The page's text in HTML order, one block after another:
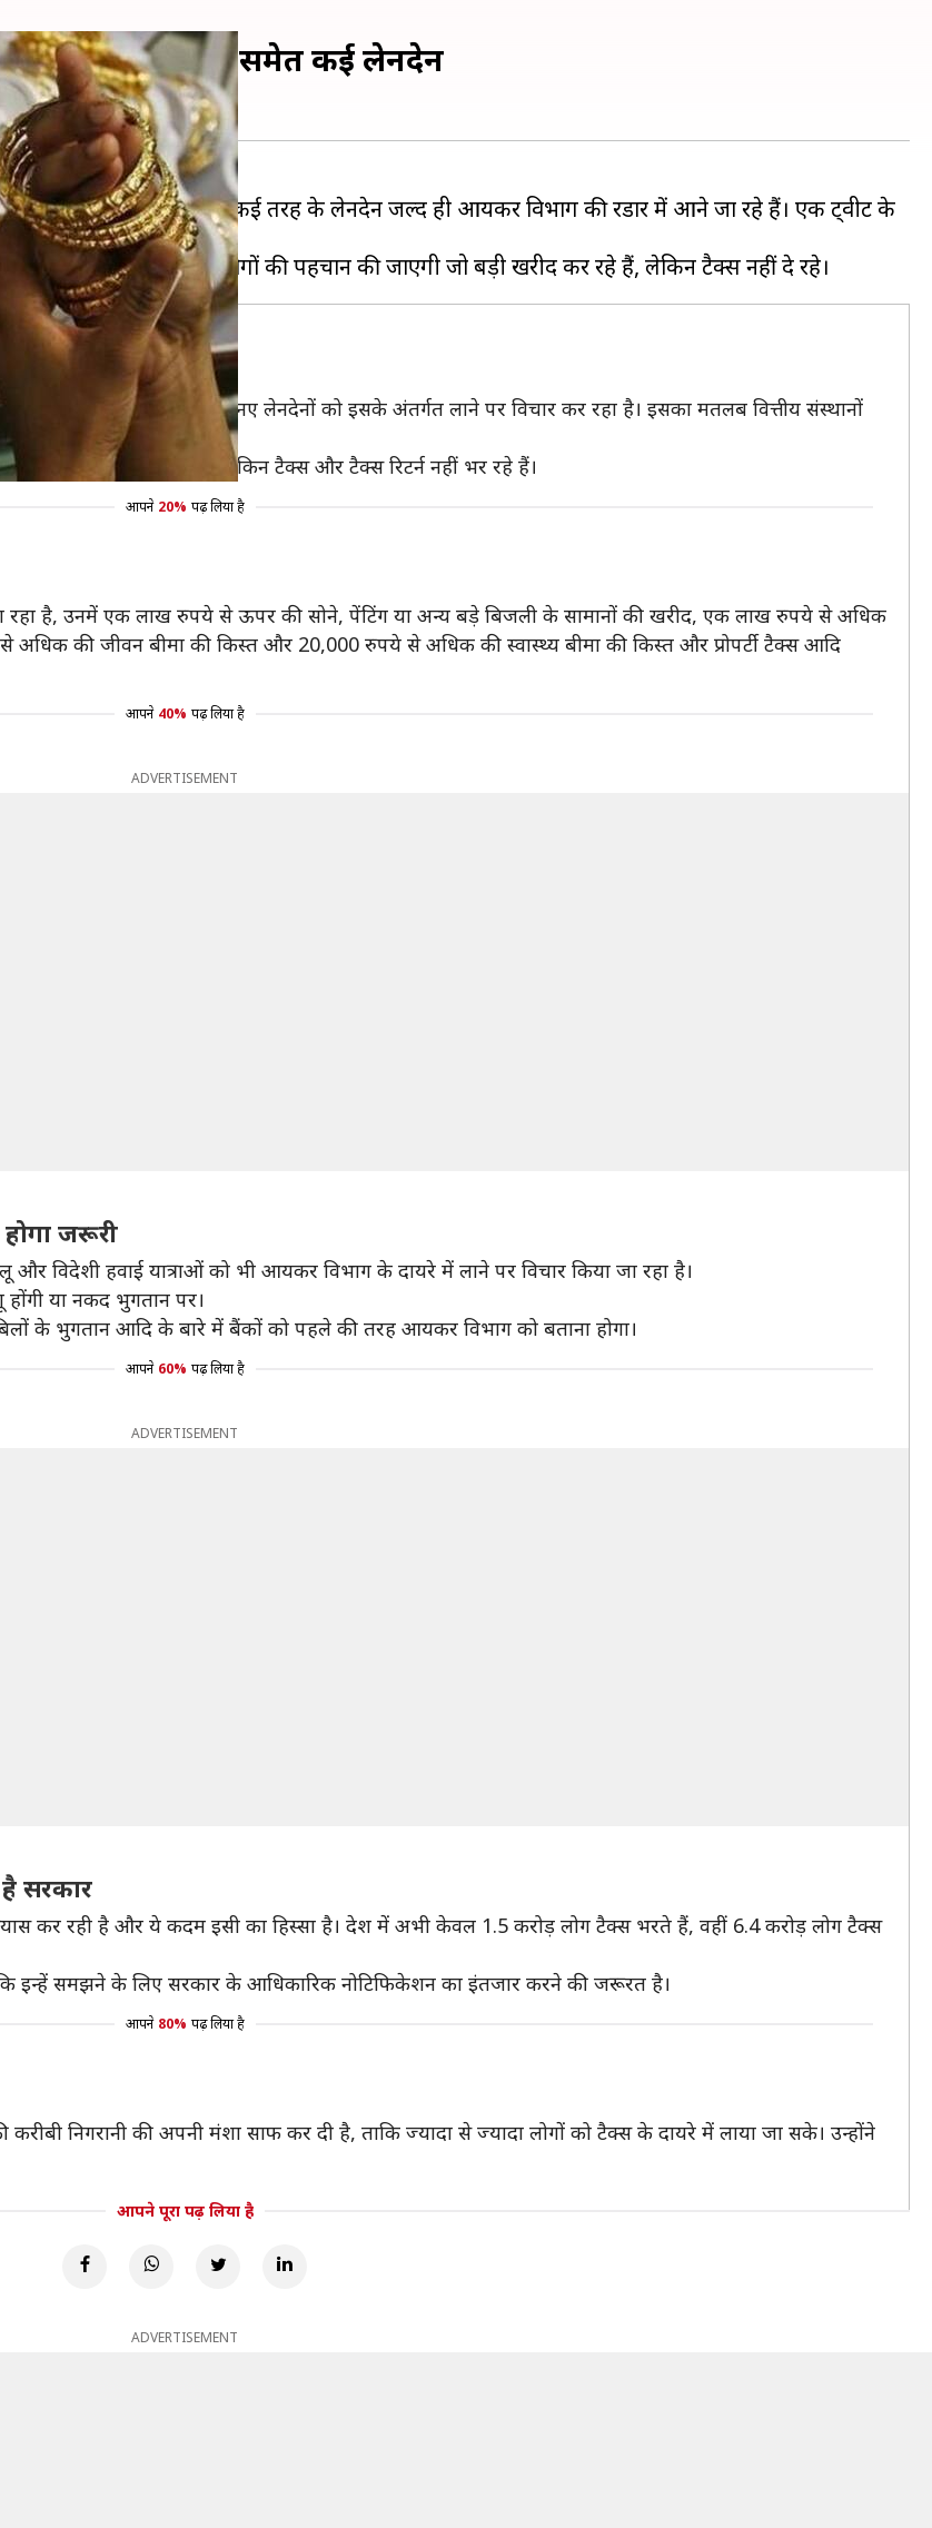
सोने की खरीद समेत कई लेनदेन
के होटल बिल समेत अन्य कई तरह के लेनदेन जल्द ही आयकर विभाग की रडार में आने जा रहे हैं। एक ट्वीट के
के बारे में सूचित
दायरे में विस्तार के लिए कुछ नए लेनदेनों को इसके अंतर्गत लाने पर विचार कर रहा है। इसका मतलब वित्तीय संस्थानों
करना होगा।
जो बड़ी खऱीद कर रहे हैं, लेकिन टैक्स और टैक्स रिटर्न नहीं भर रहे हैं।
आपने 20% पढ़ लिया है
रहा है, उनमें एक लाख रुपये से ऊपर की सोने, पेंटिंग या अन्य बड़े बिजली के सामानों की खरीद, एक लाख रुपये से अधिक
की जीवन बीमा की किस्त और 20,000 रुपये से अधिक की स्वास्थ्य बीमा की किस्त और प्रोपर्टी टैक्स आदि
आपने 40% पढ़ लिया है
ADVERTISEMENT
जरूरी
विदेशी हवाई यात्राओं को भी आयकर विभाग के दायरे में लाने पर विचार किया जा रहा है।
या नकद भुगतान पर।
के भुगतान आदि के बारे में बैंकों को पहले की तरह आयकर विभाग को बताना होगा।
आपने 60% पढ़ लिया है
ADVERTISEMENT
सरकार
कर रही है और ये कदम इसी का हिस्सा है। देश में अभी केवल 1.5 करोड़ लोग टैक्स भरते हैं, वहीं 6.4 करोड़ लोग टैक्स
कि इन्हें समझने के लिए सरकार के आधिकारिक नोटिफिकेशन का इंतजार करने की जरूरत है।
आपने 80% पढ़ लिया है
निगरानी की अपनी मंशा साफ कर दी है, ताकि ज्यादा से ज्यादा लोगों को टैक्स के दायरे में लाया जा सके। उन्होंने
आपने पूरा पढ़ लिया है
ADVERTISEMENT